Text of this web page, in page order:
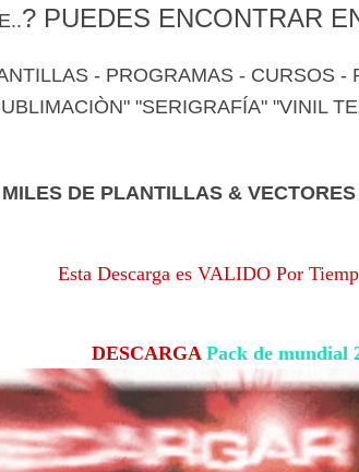
?PUEDES ENCONTRAR
- PROGRAMAS - CURSOS -
"SERIGRAFÍA" "VINIL
DE PLANTILLAS &
Esta Descarga es VALIDO Por
DESCARGA Pack de mundial